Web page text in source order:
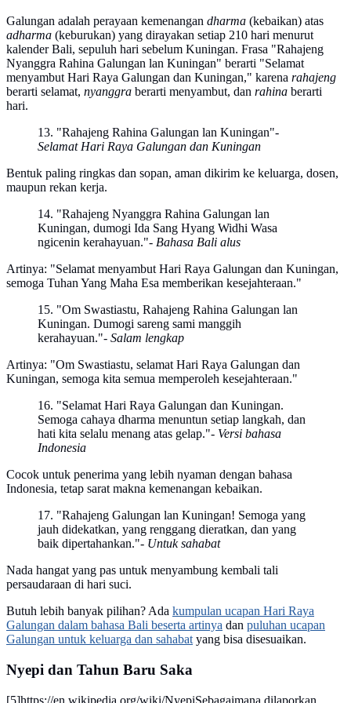
Galungan adalah perayaan kemenangan dharma (kebaikan) atas
adharma (keburukan) yang dirayakan setiap 210 hari menurut
kalender Bali, sepuluh hari sebelum Kuningan. Frasa "Rahajeng
Nyanggra Rahina Galungan lan Kuningan" berarti "Selamat
menyambut Hari Raya Galungan dan Kuningan," karena rahajeng
berarti selamat, nyanggra berarti menyambut, dan rahina berarti
hari.
13. "Rahajeng Rahina Galungan lan Kuningan"-
Selamat Hari Raya Galungan dan Kuningan
Bentuk paling ringkas dan sopan, aman dikirim ke keluarga, dosen,
maupun rekan kerja.
14. "Rahajeng Nyanggra Rahina Galungan lan
Kuningan, dumogi Ida Sang Hyang Widhi Wasa
ngicenin kerahayuan."- Bahasa Bali alus
Artinya: "Selamat menyambut Hari Raya Galungan dan Kuningan,
semoga Tuhan Yang Maha Esa memberikan kesejahteraan."
15. "Om Swastiastu, Rahajeng Rahina Galungan lan
Kuningan. Dumogi sareng sami manggih
kerahayuan."- Salam lengkap
Artinya: "Om Swastiastu, selamat Hari Raya Galungan dan
Kuningan, semoga kita semua memperoleh kesejahteraan."
16. "Selamat Hari Raya Galungan dan Kuningan.
Semoga cahaya dharma menuntun setiap langkah, dan
hati kita selalu menang atas gelap."- Versi bahasa
Indonesia
Cocok untuk penerima yang lebih nyaman dengan bahasa
Indonesia, tetap sarat makna kemenangan kebaikan.
17. "Rahajeng Galungan lan Kuningan! Semoga yang
jauh didekatkan, yang renggang dieratkan, dan yang
baik dipertahankan."- Untuk sahabat
Nada hangat yang pas untuk menyambung kembali tali
persaudaraan di hari suci.
Butuh lebih banyak pilihan? Ada kumpulan ucapan Hari Raya
Galungan dalam bahasa Bali beserta artinya dan puluhan ucapan
Galungan untuk keluarga dan sahabat yang bisa disesuaikan.
Nyepi dan Tahun Baru Saka
[5]https://en.wikipedia.org/wiki/NyepiSebagaimana dilaporkan